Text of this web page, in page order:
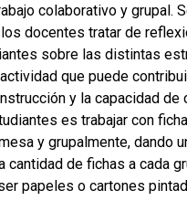
colaborativo y grupal.
docentes tratar de
sobre las distintas
que puede
y la capacidad de
es trabajar con
y grupalmente, dando
cantidad de fichas a cada
papeles o cartones